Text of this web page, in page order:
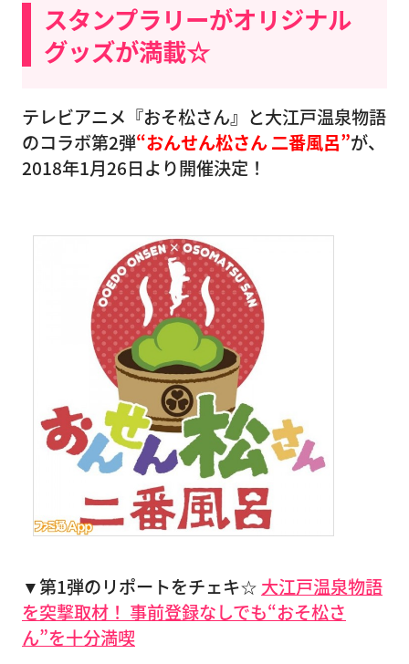
スタンプラリーがオリジナル
グッズが満載☆
テレビアニメ『おそ松さん』と大江戸温泉物語
のコラボ第2弾“おんせん松さん 二番風呂”が、
2018年1月26日より開催決定！
▼第1弾のリポートをチェキ☆ 大江戸温泉物語
を突撃取材！ 事前登録なしでも“おそ松さ
ん”を十分満喫